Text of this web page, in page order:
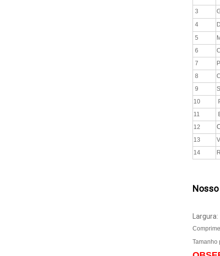
3
4
5
6
7
8
9
10
11
12
13
14
Nosso
Tamanho